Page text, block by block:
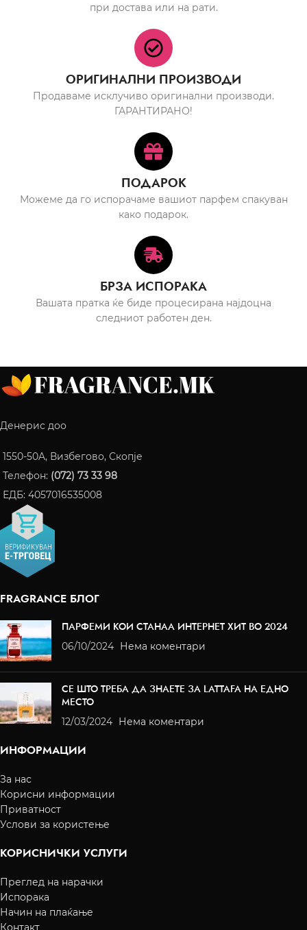
при достава или на рати.
ОРИГИНАЛНИ ПРОИЗВОДИ
Продаваме исклучиво оригинални производи.
ГАРАНТИРАНО!
ПОДАРОК
Можеме да го испорачаме вашиот парфем спакуван
како подарок.
БРЗА ИСПОРАКА
Вашата пратка ќе биде процесирана најдоцна
следниот работен ден.
Денерис доо
1550-50A, Визбегово, Скопје
Телефон: (072) 73 33 98
ЕДБ: 4057016535008
FRAGRANCE БЛОГ
ПАРФЕМИ КОИ СТАНАА ИНТЕРНЕТ ХИТ ВО 2024
06/10/2024 Нема коментари
СЕ ШТО ТРЕБА ДА ЗНАЕТЕ ЗА LATTAFA НА ЕДНО
МЕСТО
12/03/2024 Нема коментари
ИНФОРМАЦИИ
За нас
Корисни информации
Приватност
Услови за користење
КОРИСНИЧКИ УСЛУГИ
Преглед на нарачки
Испорака
Начин на плаќање
Контакт